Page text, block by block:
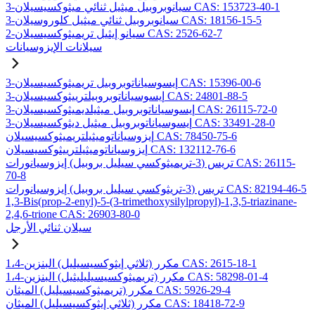
3-سيانوبروبيل ميثيل ثنائي ميثوكسيسيلان CAS: 153723-40-1
3-سيانوبروبيل ثنائي ميثيل كلوروسيلان CAS: 18156-15-5
2-سيانو إيثيل تريميثوكسيسيلان CAS: 2526-62-7
سيلانات الإيزوسيانات
3-إيسوسياناتوبروبيل تريميثوكسيسيلان CAS: 15396-00-6
3-إيسوسياناتوبروبيلترييثوكسيسيلان CAS: 24801-88-5
3-إيسوسياناتوبروبيل ميثيلديميثوكسيسيلان CAS: 26115-72-0
3-إيسوسياناتوبروبيل ميثيل ديثوكسيسيلان CAS: 33491-28-0
إيزوسياناتوميثيلتريميثوكسيسيلان CAS: 78450-75-6
إيزوسياناتوميثيلترييثوكسيسيلان CAS: 132112-76-6
تريس (3-تريميثوكسي سيليل بروبيل) إيزوسيانورات CAS: 26115-
70-8
تريس (3-تريثوكسي سيليل بروبيل) إيزوسيانورات CAS: 82194-46-5
1,3-Bis(prop-2-enyl)-5-(3-trimethoxysilylpropyl)-1,3,5-triazinane-
2,4,6-trione CAS: 26903-80-0
سيلان ثنائي الأرجل
1،4-مكرر (ثلاثي إيثوكسيسيليل) البنزين CAS: 2615-18-1
1،4-مكرر (تريميثوكسيسيليليثيل) البنزين CAS: 58298-01-4
مكرر (تريميثوكسيسيليل) الميثان CAS: 5926-29-4
مكرر (ثلاثي إيثوكسيسيليل) الميثان CAS: 18418-72-9